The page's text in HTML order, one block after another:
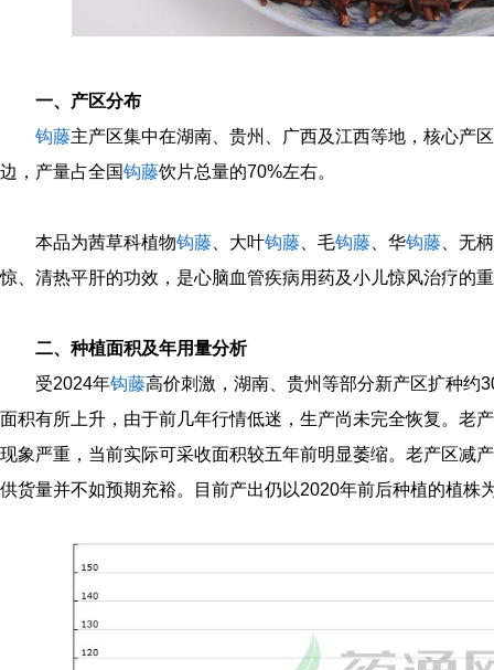
一、产区分布
钩藤主产区集中在湖南、贵州、广西及江西等地，核心产
边，产量占全国钩藤饮片总量的70%左右。
本品为茜草科植物钩藤 、大叶钩藤 、毛钩藤 、华钩藤 、无
惊、清热平肝的功效，是心脑血管疾病用药及小儿惊风治疗的
二、种植面积及年用量分析
受2024年钩藤高价刺激，湖南、贵州等部分新产区扩种约
面积有所上升，由于前几年行情低迷，生产尚未完全恢复。老
现象严重，当前实际可采收面积较五年前明显萎缩。老产区减
供货量并不如预期充裕。目前产出仍以2020年前后种植的植株